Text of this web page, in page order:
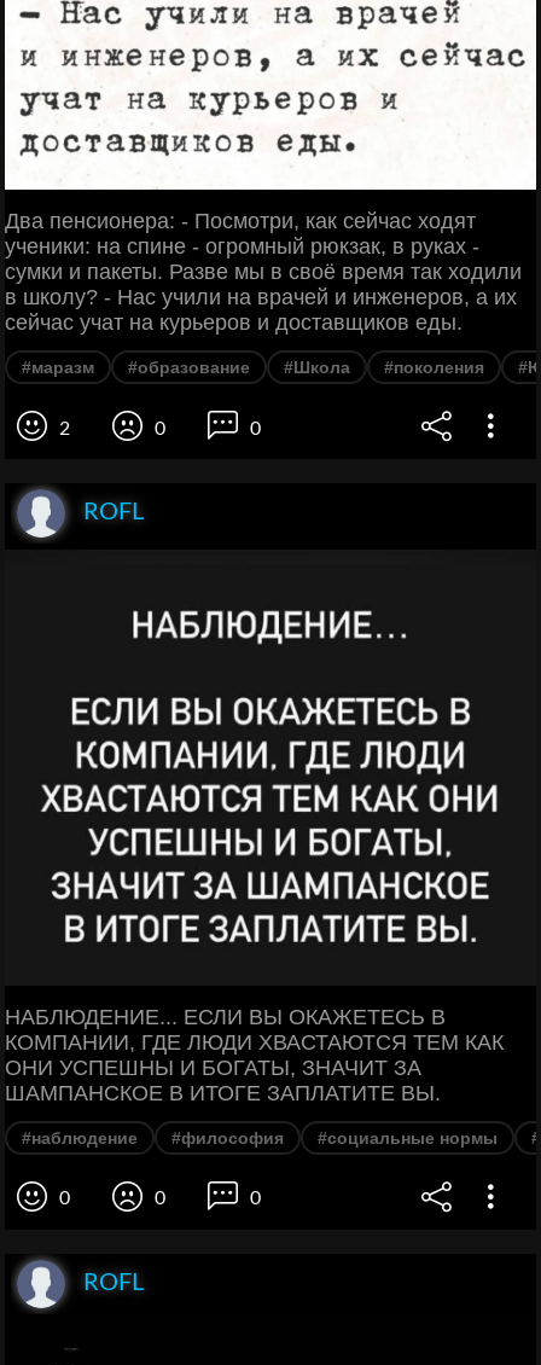
Два пенсионера: - Посмотри, как сейчас ходят
ученики: на спине - огромный рюкзак, в руках -
сумки и пакеты. Разве мы в своё время так ходили
в школу? - Нас учили на врачей и инженеров, а их
сейчас учат на курьеров и доставщиков еды.
#маразм #образование #Школа #поколения
2 0 0
ROFL
НАБЛЮДЕНИЕ... ЕСЛИ ВЫ ОКАЖЕТЕСЬ В
КОМПАНИИ, ГДЕ ЛЮДИ ХВАСТАЮТСЯ ТЕМ КАК
ОНИ УСПЕШНЫ И БОГАТЫ, ЗНАЧИТ ЗА
ШАМПАНСКОЕ В ИТОГЕ ЗАПЛАТИТЕ ВЫ.
#наблюдение #философия #социальные нормы
0 0 0
ROFL